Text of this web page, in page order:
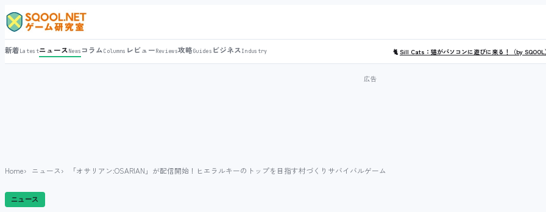
新着LatestニュースNews コラムColumns レビューReviews攻略Guides ビジネスIndustry 🐈Sill Cats：猫がパソコンに遊びに来る！（by
Home ニュース 「オサリアン:OSARIAN」が配信開始！ヒエラルキーのトップを目指す村づくりサバイバルゲーム
ニュース